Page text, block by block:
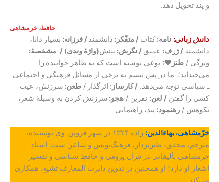
و پند تحویل دهد.
حافظ، خرمشاهی
دانش زبانی: نامه: کتاب / متفّکر: دانشمند / فرزانه: بسیار دانا،
دانشمند / ژرف: عمیق / نگرش: بینش(واژۀ وندی) / مشخصۀ:
ویژگی / طنز♥: نوعی نوشته است که به ظاهر خواننده را
می‌خنداند؛ اما در پس تبسم به برخی از مسائل فرهنگی و اجتماعی
ـ سیاسی توجه می‌دهد. / کارساز : اثرگذار / طعن: سرزنش، عیب
کسی را گفتن / لعن: نفرین / هجو: سرزنش کردن به وسیلۀ شعر،
نکوهش / رهنمود: پند، راهنمایی
خرّمشاهی، بهاءالدین:
زاده ۱۳۲۴ در شهر قزوین. وی نویسنده،
مترجم، محقق، طنزپرداز، فرهنگ‌نویس و شاعر است. استاد
خرمشاهی تألیفاتی در قرآن پژوهی و حافظ شناسی و تفسیر
اشعار او دارد؛ او همچنین در تدوین دایرت المعارف تشیع، همکاری
می‌کند.